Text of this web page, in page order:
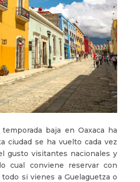
baja en Oaxaca ha
ciudad se ha vuelto cada vez
gusto visitantes nacionales y
cual conviene reservar con
si vienes a Guelaguetza o